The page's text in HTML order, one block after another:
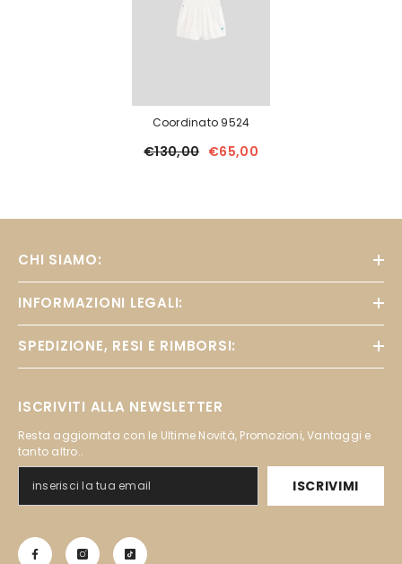
Coordinato 9524
€130,00 €65,00
CHI SIAMO:
INFORMAZIONI LEGALI:
SPEDIZIONE, RESI E RIMBORSI:
ISCRIVITI ALLA NEWSLETTER
Resta aggiornata con le Ultime Novità, Promozioni, Vantaggi e
tanto altro..
ISCRIVIMI